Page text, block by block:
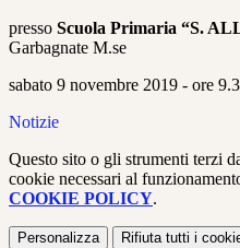
presso Scuola Primaria “S.
Garbagnate M.se
sabato 9 novembre 2019 - ore
Notizie
Questo sito o gli strumenti terzi
cookie necessari al
COOKIE POLICY.
Personalizza Rifiuta tutti i